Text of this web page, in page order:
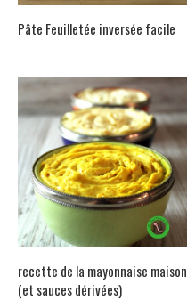
Pâte Feuilletée inversée facile
recette de la mayonnaise maison
(et sauces dérivées)